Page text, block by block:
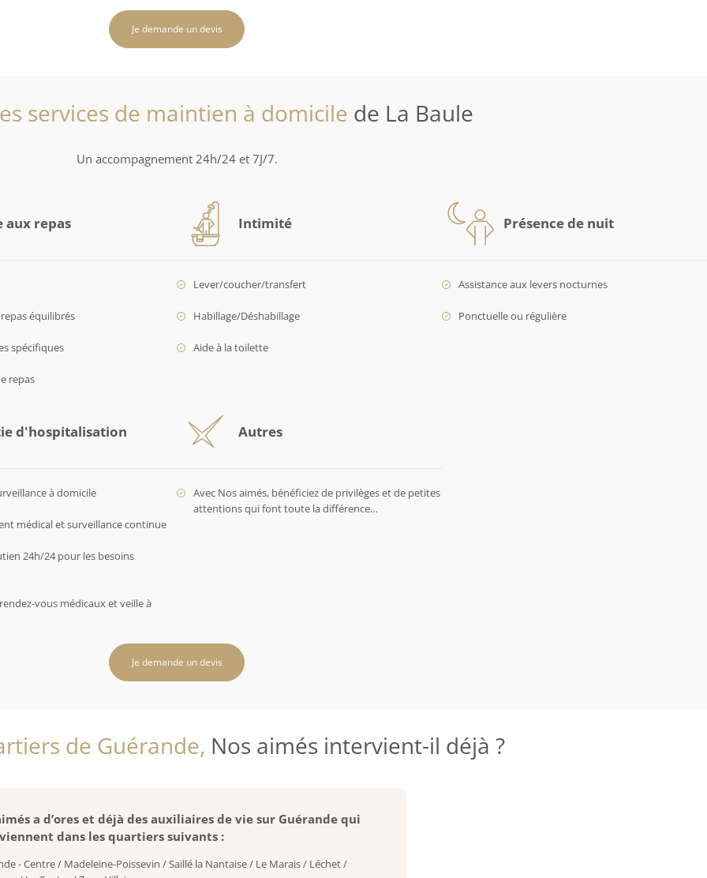
Je demande un devis
services de maintien à domicile de La Baule
Un accompagnement 24h/24 et 7J/7.
aux repas
équilibrés
spécifiques
repas
Intimité
Lever/coucher/transfert
Habillage/Déshabillage
Aide à la toilette
Présence de nuit
Assistance aux levers nocturnes
Ponctuelle ou régulière
d'hospitalisation
à domicile
médical et surveillance continue
24h/24 pour les besoins
vous médicaux et veille à
Autres
Avec Nos aimés, bénéficiez de privilèges et de petites
attentions qui font toute la différence…
Je demande un devis
de Guérande, Nos aimés intervient-il déjà ?
a d’ores et déjà des auxiliaires de vie sur Guérande qui
dans les quartiers suivants :
- Centre / Madeleine-Poissevin / Saillé la Nantaise / Le Marais / Léchet /